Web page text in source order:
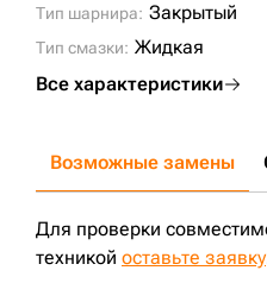
Тип шарнира: Закрытый
Тип смазки: Жидкая
Все характеристики
Возможные замены
Для проверки
техникой оставьте заявку